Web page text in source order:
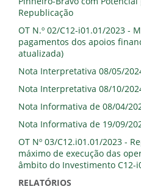
Republicação
OT N.º 02/C12-i01.01/2023 -
pagamentos dos apoios
atualizada)
Nota Interpretativa 08/05/
Nota Interpretativa 08/10/
Nota Informativa de 08/04/
Nota Informativa de 19/09/
OT Nº 03/C12.i01.01/2023 -
máximo de execução das
âmbito do Investimento C12-
RELATÓRIOS